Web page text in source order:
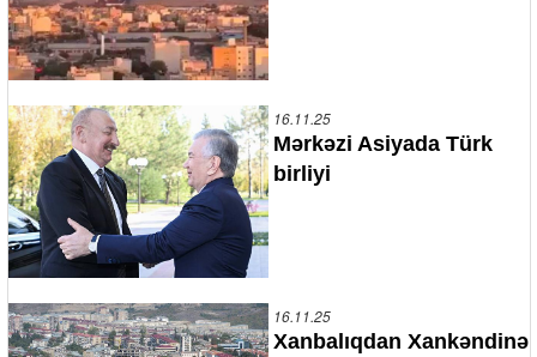
16.11.25
Mərkəzi Asiyada Türk
birliyi
16.11.25
Xanbalıqdan Xankəndinə